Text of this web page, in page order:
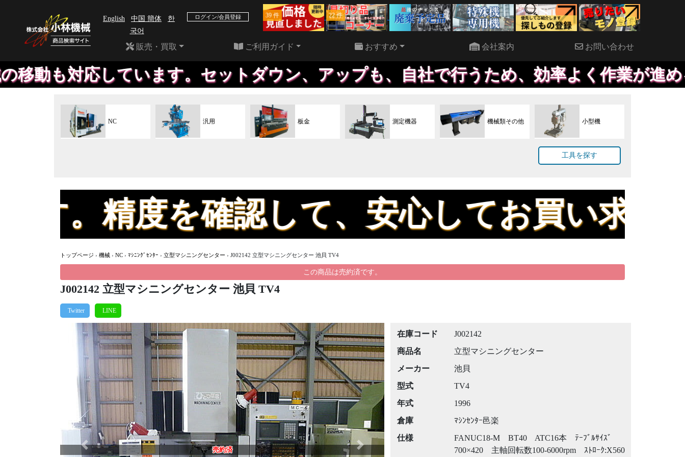
English 中国 簡体
한
국어
ログイン/会員登録 39 件 22 件
販売・買取 ご利用ガイド おすすめ 会社案内 お問い合わせ
います。セットダウン、アップも、自社で行うため、効率よく作業が進めることができ
NC 汎用 板金 測定機器 機械類その他 小型機
工具を探す
を確認して、安心してお買い求めできます
トップページ › 機械 › NC › ﾏｼﾆﾝｸﾞｾﾝﾀｰ › 立型マシニングセンター › J002142 立型マシニングセンター 池貝 TV4
この商品は売約済です。
J002142 立型マシニングセンター 池貝 TV4
売約済
売約済
Previous Next
在庫コード
J002142
商品名
立型マシニングセンター
メーカー
池貝
型式
TV4
年式
1996
倉庫
ﾏｼﾝｾﾝﾀｰ邑楽
仕様
FANUC18-M BT40 ATC16本 ﾃｰﾌﾞﾙｻｲｽﾞ
700×420 主軸回転数100-6000rpm ｽﾄﾛｰｸ:X560